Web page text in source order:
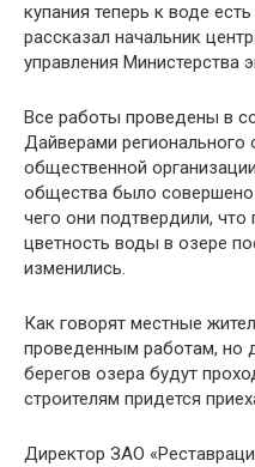
купания теперь к воде
рассказал начальник
управления Министерства
Все работы проведены в
Дайверами регионального
общественной
общества было совершено
чего они подтвердили, что
цветность воды в озере
изменились.
Как говорят местные
проведенным работам, но
берегов озера будут
строителям придется
Директор ЗАО